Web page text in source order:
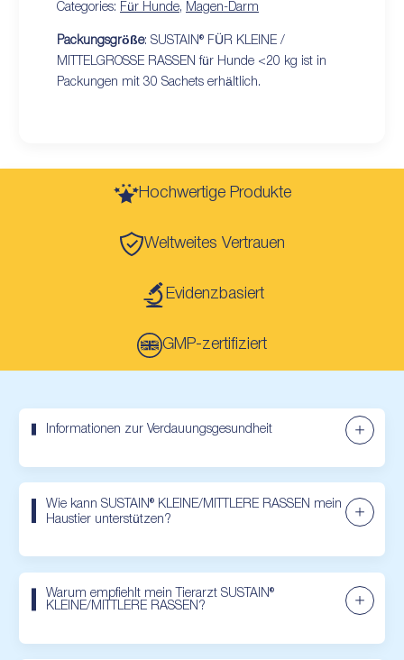
Categories: Für Hunde, Magen-Darm
Packungsgröße: SUSTAIN® FÜR KLEINE /
MITTELGROSSE RASSEN für Hunde <20 kg ist in
Packungen mit 30 Sachets erhältlich.
Hochwertige Produkte
Weltweites Vertrauen
Evidenzbasiert
GMP-zertifiziert
Informationen zur Verdauungsgesundheit
Wie kann SUSTAIN® KLEINE/MITTLERE RASSEN mein
Haustier unterstützen?
Warum empfiehlt mein Tierarzt SUSTAIN®
KLEINE/MITTLERE RASSEN?